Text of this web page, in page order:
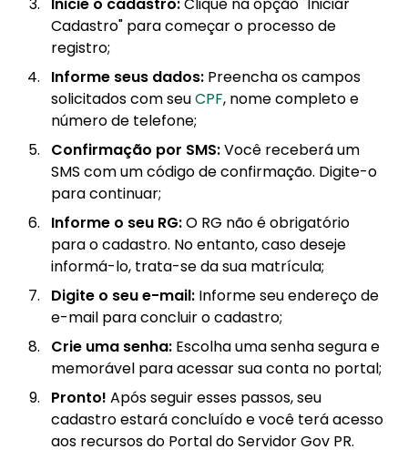
Cadastro" para começar o processo de
registro;
Informe seus dados: Preencha os campos
solicitados com seuCPF, nome completo e
número de telefone;
Confirmação por SMS:Você receberá um
SMS com um código de confirmação. Digite-o
para continuar;
Informe o seu RG:O RG não é obrigatório
para o cadastro. No entanto, caso deseje
informá-lo, trata-se da sua matrícula;
Digite o seu e-mail: Informe seu endereço de
e-mail para concluir o cadastro;
Crie uma senha: Escolha uma senha segura e
memorável para acessar sua conta no portal;
Pronto! Após seguir esses passos, seu
cadastro estará concluído e você terá acesso
aos recursos do Portal do Servidor Gov PR.